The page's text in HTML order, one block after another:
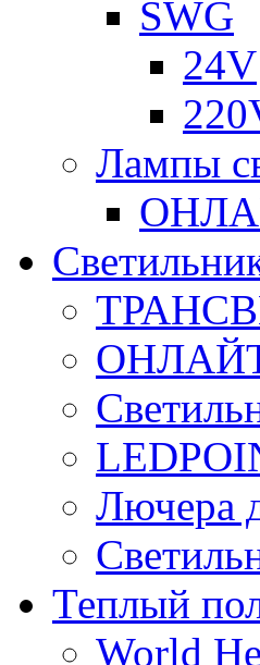
SWG
24V
Лампы
Лючера
Теплый
World